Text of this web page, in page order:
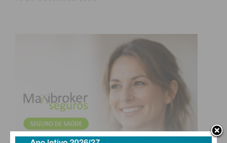
Eu li e concordo com ostermos e
condições